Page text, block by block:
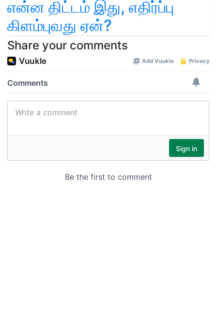
என்ன திட்டம் இது, எதிர்ப்பு
கிளம்புவது ஏன்?
Share your comments